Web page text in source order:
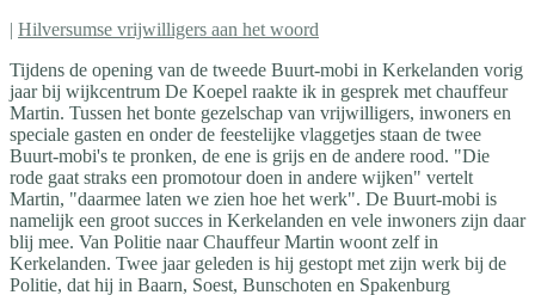
| Hilversumse vrijwilligers aan het woord
Tijdens de opening van de tweede Buurt-mobi in Kerkelanden vorig
jaar bij wijkcentrum De Koepel raakte ik in gesprek met chauffeur
Martin. Tussen het bonte gezelschap van vrijwilligers, inwoners en
speciale gasten en onder de feestelijke vlaggetjes staan de twee
Buurt-mobi's te pronken, de ene is grijs en de andere rood. "Die
rode gaat straks een promotour doen in andere wijken" vertelt
Martin, "daarmee laten we zien hoe het werk". De Buurt-mobi is
namelijk een groot succes in Kerkelanden en vele inwoners zijn daar
blij mee. Van Politie naar Chauffeur Martin woont zelf in
Kerkelanden. Twee jaar geleden is hij gestopt met zijn werk bij de
Politie, dat hij in Baarn, Soest, Bunschoten en Spakenburg